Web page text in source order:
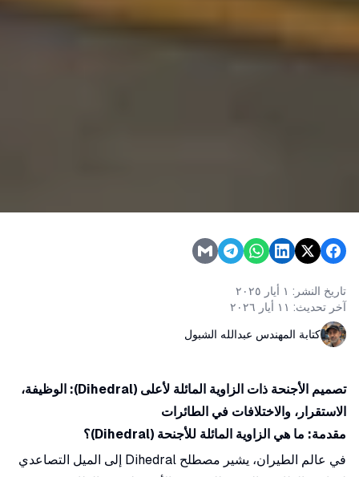
تاريخ النشر: ١ أيار ٢٠٢٥
آخر تحديث: ١١ أيار ٢٠٢٦
كتابة المهندس عبدالله الشبول
تصميم الأجنحة ذات الزاوية المائلة لأعلى (Dihedral): الوظيفة،
الاستقرار، والاختلافات في الطائرات
مقدمة: ما هي الزاوية المائلة للأجنحة (Dihedral)؟
في عالم الطيران، يشير مصطلح Dihedral
إلى الميل التصاعدي